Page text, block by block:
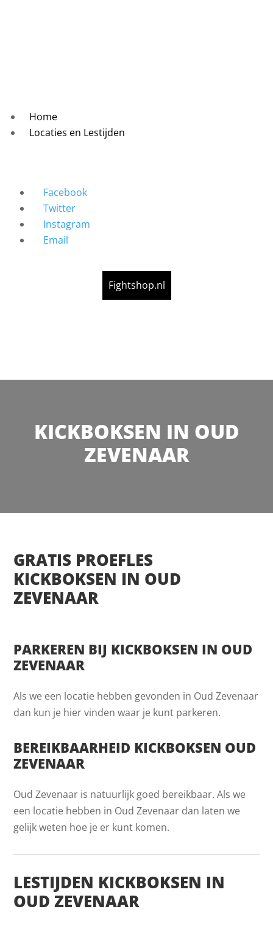
Home
Locaties en Lestijden
Facebook
Twitter
Instagram
Email
Fightshop.nl
KICKBOKSEN IN OUD
ZEVENAAR
GRATIS PROEFLES
KICKBOKSEN IN OUD
ZEVENAAR
PARKEREN BIJ KICKBOKSEN IN OUD
ZEVENAAR
Als we een locatie hebben gevonden in Oud Zevenaar
dan kun je hier vinden waar je kunt parkeren.
BEREIKBAARHEID KICKBOKSEN OUD
ZEVENAAR
Oud Zevenaar is natuurlijk goed bereikbaar. Als we
een locatie hebben in Oud Zevenaar dan laten we
gelijk weten hoe je er kunt komen.
LESTIJDEN KICKBOKSEN IN
OUD ZEVENAAR